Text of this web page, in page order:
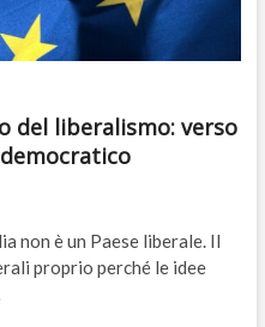
del liberalismo: verso
non è un Paese liberale. Il
proprio perché le idee